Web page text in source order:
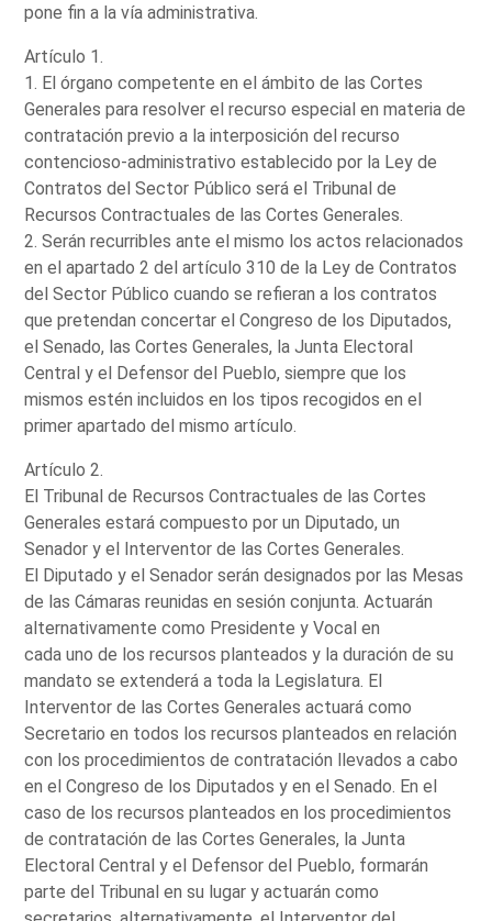
pone fin a la vía administrativa.
Artículo 1.
1. El órgano competente en el ámbito de las Cortes
Generales para resolver el recurso especial en materia de
contratación previo a la interposición del recurso
contencioso-administrativo establecido por la Ley de
Contratos del Sector Público será el Tribunal de
Recursos Contractuales de las Cortes Generales.
2. Serán recurribles ante el mismo los actos relacionados
en el apartado 2 del artículo 310 de la Ley de Contratos
del Sector Público cuando se refieran a los contratos
que pretendan concertar el Congreso de los Diputados,
el Senado, las Cortes Generales, la Junta Electoral
Central y el Defensor del Pueblo, siempre que los
mismos estén incluidos en los tipos recogidos en el
primer apartado del mismo artículo.
Artículo 2.
El Tribunal de Recursos Contractuales de las Cortes
Generales estará compuesto por un Diputado, un
Senador y el Interventor de las Cortes Generales.
El Diputado y el Senador serán designados por las Mesas
de las Cámaras reunidas en sesión conjunta. Actuarán
alternativamente como Presidente y Vocal en
cada uno de los recursos planteados y la duración de su
mandato se extenderá a toda la Legislatura. El
Interventor de las Cortes Generales actuará como
Secretario en todos los recursos planteados en relación
con los procedimientos de contratación llevados a cabo
en el Congreso de los Diputados y en el Senado. En el
caso de los recursos planteados en los procedimientos
de contratación de las Cortes Generales, la Junta
Electoral Central y el Defensor del Pueblo, formarán
parte del Tribunal en su lugar y actuarán como